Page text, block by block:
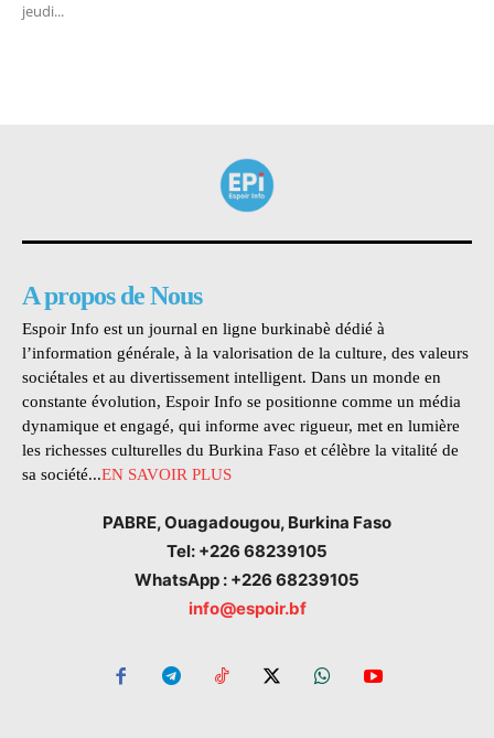
jeudi...
A propos de Nous
Espoir Info est un journal en ligne burkinabè dédié à
l’information générale, à la valorisation de la culture, des valeurs
sociétales et au divertissement intelligent. Dans un monde en
constante évolution, Espoir Info se positionne comme un média
dynamique et engagé, qui informe avec rigueur, met en lumière
les richesses culturelles du Burkina Faso et célèbre la vitalité de
sa société...EN SAVOIR PLUS
PABRE, Ouagadougou, Burkina Faso
Tel: +226 68239105
WhatsApp : +226 68239105
info@espoir.bf